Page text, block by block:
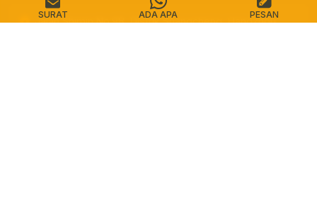
Jalan Shimin No.98, Distrik Shangcheng, Hangzhou,
SURAT ADA APA PESAN